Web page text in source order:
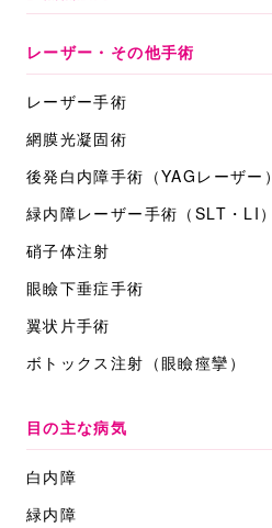
レーザー・その他手術
レーザー手術
網膜光凝固術
後発白内障手術 （YAGレーザー）
緑内障レーザー手術 （SLT・LI）
硝子体注射
眼瞼下垂症手術
翼状片手術
ボトックス注射 （眼瞼痙攣）
目の主な病気
白内障
緑内障